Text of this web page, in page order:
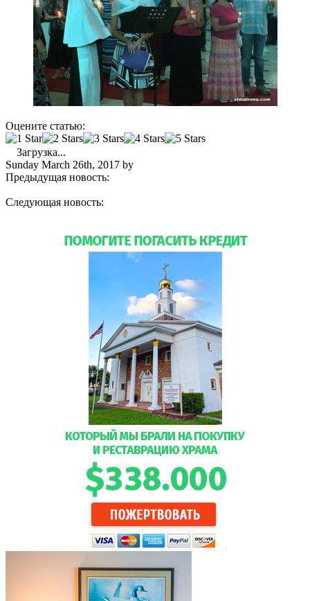
Оцените статью:
Загрузка...
Sunday March 26th, 2017 by
Предыдущая новость:
Следующая новость: